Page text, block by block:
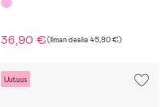
36,90 €(Ilman dealia45,90 €)
Uutuus